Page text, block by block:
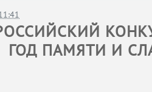
ГОД ПАМЯТИ И